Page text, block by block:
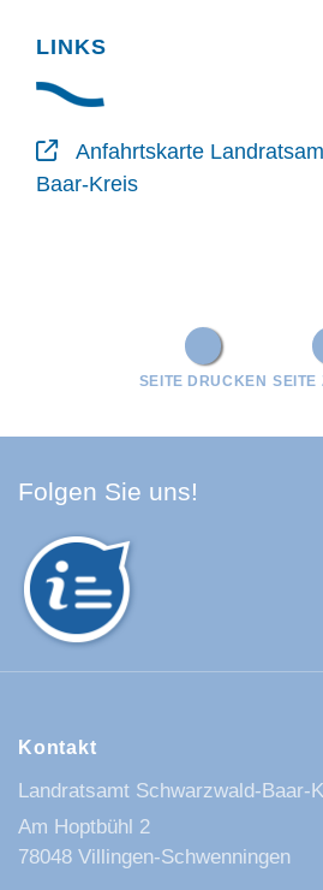
LINKS
Anfahrtskarte
Baar-Kreis
SEITE
SEITE DRUCKEN
Folgen Sie uns!
Kontakt
Landratsamt Schwarzwald-Baar-
Am Hoptbühl 2
78048 Villingen-Schwenningen